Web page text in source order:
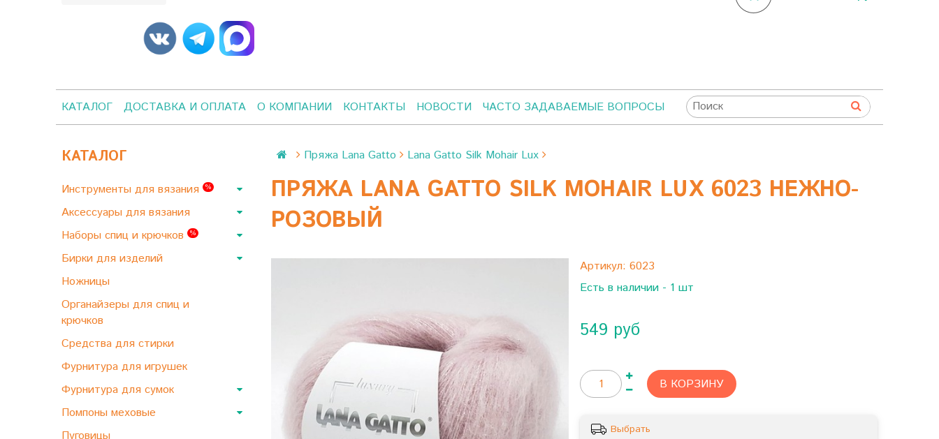
КАТАЛОГ ДОСТАВКА И ОПЛАТА О КОМПАНИИ КОНТАКТЫ НОВОСТИ ЧАСТО ЗАДАВАЕМЫЕ ВОПРОСЫ
КАТАЛОГ
Инструменты для вязания %
Аксессуары для вязания
Наборы спиц и крючков
%
Бирки для изделий
Ножницы
Органайзеры для спиц и
крючков
Средства для стирки
Фурнитура для игрушек
Фурнитура для сумок
Помпоны меховые
Пряжа Lana Gatto Lana Gatto Silk Mohair Lux
ПРЯЖА LANA GATTO SILK MOHAIR LUX 6023 НЕЖНО-
РОЗОВЫЙ
Артикул: 6023
Есть в наличии - 1 шт
549 руб
В КОРЗИНУ
Выбрать